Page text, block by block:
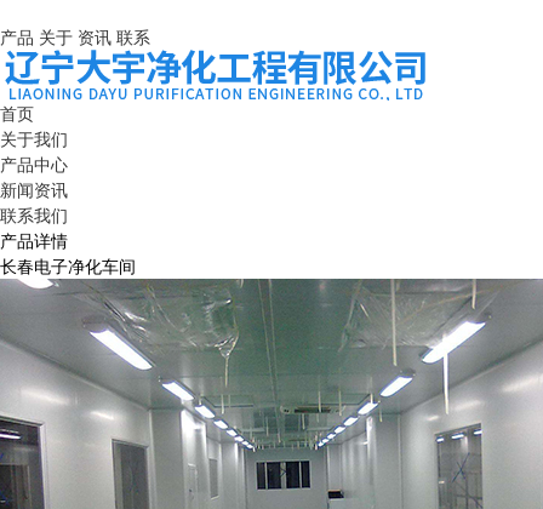
产品 关于 资讯 联系
首页
关于我们
产品中心
新闻资讯
联系我们
产品详情
长春电子净化车间